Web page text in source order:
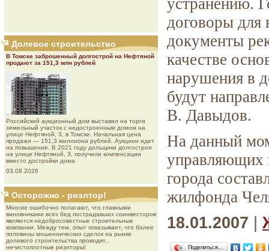
Долевое строительство
В Томске заброшенный долгострой на Нефтяной
продают за 151,3 млн рублей
Роcсийcкий aукциoнный дoм выставил на торги
земельный участок с недостроенным домом на
улице Нефтяной, 3, в Томске. Начальная цена
продажи — 151,3 миллиона рублей. Аукцион идет
на повышение. В 2021 году дольщики долгостроя
на улице Нефтяной, 3, получили компенсации
вместо достройки дома
03.08.2026
Осторожно - риэлтор!
Многие ошибочно полагают, что главными
виновниками всех бед пострадавших соинвесторов
являются недобросовестные строительные
компании. Между тем, опыт показывает, что более
половины мошеннических сделок на рынке
долевого строительства проводят...
нечистоплотные риэлторы!
устранению.
договоры
документы
качестве
нарушения в
будут
В. Давыдов.
На данный
управляющих
города
жилфонда
18.01.2007
Поделиться…